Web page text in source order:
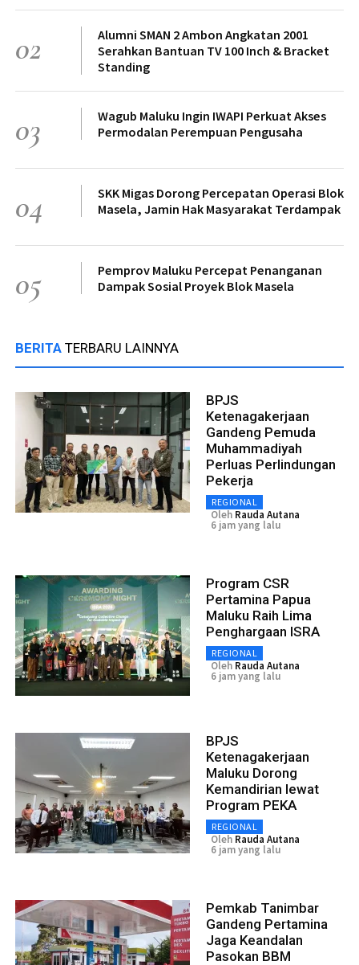
02
Alumni SMAN 2 Ambon Angkatan 2001
Serahkan Bantuan TV 100 Inch & Bracket
Standing
03
Wagub Maluku Ingin IWAPI Perkuat Akses
Permodalan Perempuan Pengusaha
04
SKK Migas Dorong Percepatan Operasi Blok
Masela, Jamin Hak Masyarakat Terdampak
05
Pemprov Maluku Percepat Penanganan
Dampak Sosial Proyek Blok Masela
BERITA TERBARU LAINNYA
BPJS
Ketenagakerjaan
Gandeng Pemuda
Muhammadiyah
Perluas Perlindungan
Pekerja
REGIONAL
Oleh Rauda Autana
6 jam yang lalu
Program CSR
Pertamina Papua
Maluku Raih Lima
Penghargaan ISRA
REGIONAL
Oleh Rauda Autana
6 jam yang lalu
BPJS
Ketenagakerjaan
Maluku Dorong
Kemandirian lewat
Program PEKA
REGIONAL
Oleh Rauda Autana
6 jam yang lalu
Pemkab Tanimbar
Gandeng Pertamina
Jaga Keandalan
Pasokan BBM